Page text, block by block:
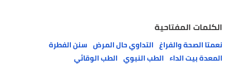
الكلمات المفتاحية
نعمتا الصحة والفراغ التداوي حال المرض سنن الفطرة
المعدة بيت الداء الطب النبوي الطب الوقائي